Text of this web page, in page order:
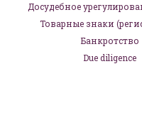
Досудебное
Товарные знаки
Банкротство
Due diligence